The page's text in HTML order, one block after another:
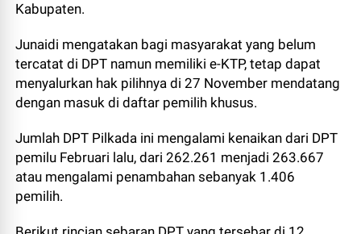
Kabupaten.
Junaidi mengatakan bagi masyarakat yang belum
tercatat di DPT namun memiliki e-KTP, tetap dapat
menyalurkan hak pilihnya di 27 November mendatang
dengan masuk di daftar pemilih khusus.
Jumlah DPT Pilkada ini mengalami kenaikan dari DPT
pemilu Februari lalu, dari 262.261 menjadi 263.667
atau mengalami penambahan sebanyak 1.406
pemilih.